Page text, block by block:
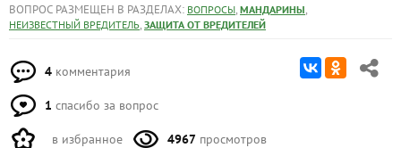
ВОПРОС РАЗМЕЩЕН В РАЗДЕЛАХ: ВОПРОСЫ, МАНДАРИНЫ,
НЕИЗВЕСТНЫЙ ВРЕДИТЕЛЬ, ЗАЩИТА ОТ ВРЕДИТЕЛЕЙ
4 комментария
1 спасибо за вопрос
в избранное 4967 просмотров